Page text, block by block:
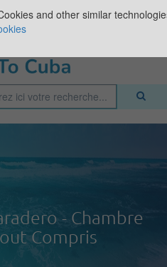
- Chambre
Compris
and other similar